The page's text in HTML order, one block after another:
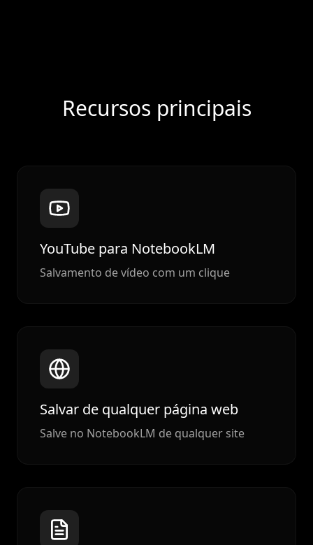
Recursos principais
YouTube para NotebookLM
Salvamento de vídeo com um clique
Salvar de qualquer página web
Salve no NotebookLM de qualquer site